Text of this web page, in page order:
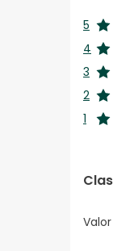
5
4
3
2
1